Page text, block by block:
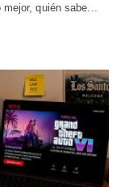
quién sabe...